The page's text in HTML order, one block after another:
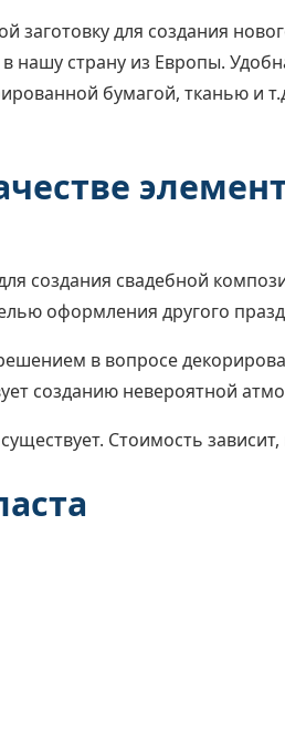
заготовку для создания
страну из Европы.
бумагой, тканью и
создания свадебной
оформления другого
в вопросе
созданию невероятной
Стоимость